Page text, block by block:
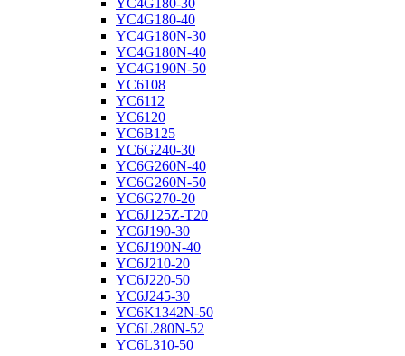
YC4G180-30
YC4G180-40
YC4G180N-30
YC4G180N-40
YC4G190N-50
YC6108
YC6112
YC6120
YC6B125
YC6G240-30
YC6G260N-40
YC6G260N-50
YC6G270-20
YC6J125Z-T20
YC6J190-30
YC6J190N-40
YC6J210-20
YC6J220-50
YC6J245-30
YC6K1342N-50
YC6L280N-52
YC6L310-50